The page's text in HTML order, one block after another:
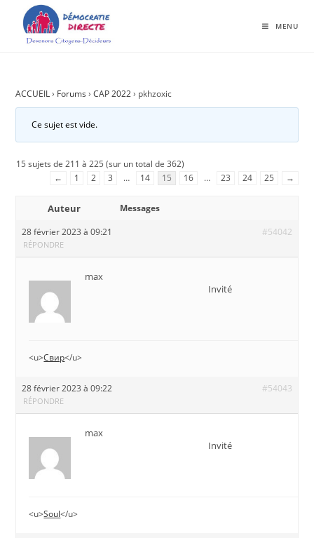
MENU
ACCUEIL › Forums › CAP 2022 › pkhzoxic
Ce sujet est vide.
15 sujets de 211 à 225 (sur un total de 362)
←
1 2 3 … 14 15 16 … 23 24 25 →
Auteur
Messages
28 février 2023 à 09:21
#54042
RÉPONDRE
max
Invité
<u>Свир</u>
28 février 2023 à 09:22 #54043
RÉPONDRE
max
Invité
<u>Soul</u>